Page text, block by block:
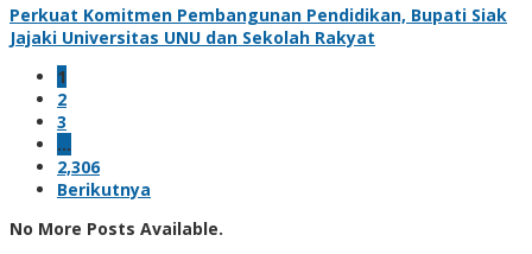
Perkuat Komitmen Pembangunan Pendidikan, Bupati Siak
Jajaki Universitas UNU dan Sekolah Rakyat
1
2
3
…
2,306
Berikutnya
No More Posts Available.